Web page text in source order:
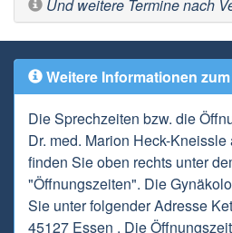
Und weitere Termine nach
Weitere Informationen
Die Sprechzeiten bzw. die
Dr. med. Marion Heck-
finden Sie oben rechts unter
"Öffnungszeiten". Die
Sie unter folgender Adresse
45127 Essen . Die